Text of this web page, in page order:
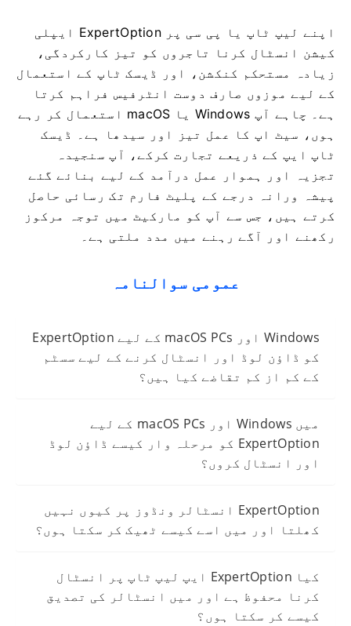
اپنے لیپ ٹاپ یا پی سی پر ExpertOption ایپلی
کیشن انسٹال کرنا تاجروں کو تیز کارکردگی،
زیادہ مستحکم کنکشن، اور ڈیسک ٹاپ کے استعمال
کے لیے موزوں صارف دوست انٹرفیس فراہم کرتا
ہے۔ چاہے آپ Windows یا macOS استعمال کر رہے
ہوں، سیٹ اپ کا عمل تیز اور سیدھا ہے۔ ڈیسک
ٹاپ ایپ کے ذریعے تجارت کرکے، آپ سنجیدہ
تجزیہ اور ہموار عمل درآمد کے لیے بنائے گئے
پیشہ ورانہ درجے کے پلیٹ فارم تک رسائی حاصل
کرتے ہیں، جس سے آپ کو مارکیٹ میں توجہ مرکوز
رکھنے اور آگے رہنے میں مدد ملتی ہے۔
عمومی سوالنامہ
Windows اور macOS PCs کے لیے ExpertOption
کو ڈاؤن لوڈ اور انسٹال کرنے کے لیے سسٹم
کے کم از کم تقاضے کیا ہیں؟
میں Windows اور macOS PCs کے لیے
ExpertOption کو مرحلہ وار کیسے ڈاؤن لوڈ
اور انسٹال کروں؟
ExpertOption انسٹالر ونڈوز پر کیوں نہیں
کھلتا اور میں اسے کیسے ٹھیک کر سکتا ہوں؟
کیا ExpertOption ایپ لیپ ٹاپ پر انسٹال
کرنا محفوظ ہے اور میں انسٹالر کی تصدیق
کیسے کر سکتا ہوں؟